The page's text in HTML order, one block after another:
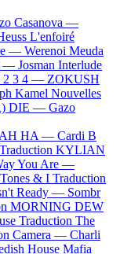
Casanova —
L'enfoiré
— Werenoi Meuda
— Josman Interlude
2 3 4 — ZOKUSH
Kamel Nouvelles
DIE — Gazo
AH HA — Cardi B
Traduction KYLIAN
You Are —
Tones & I Traduction
Ready — Sombr
MORNING DEW
Traduction The
Camera — Charli
House Mafia